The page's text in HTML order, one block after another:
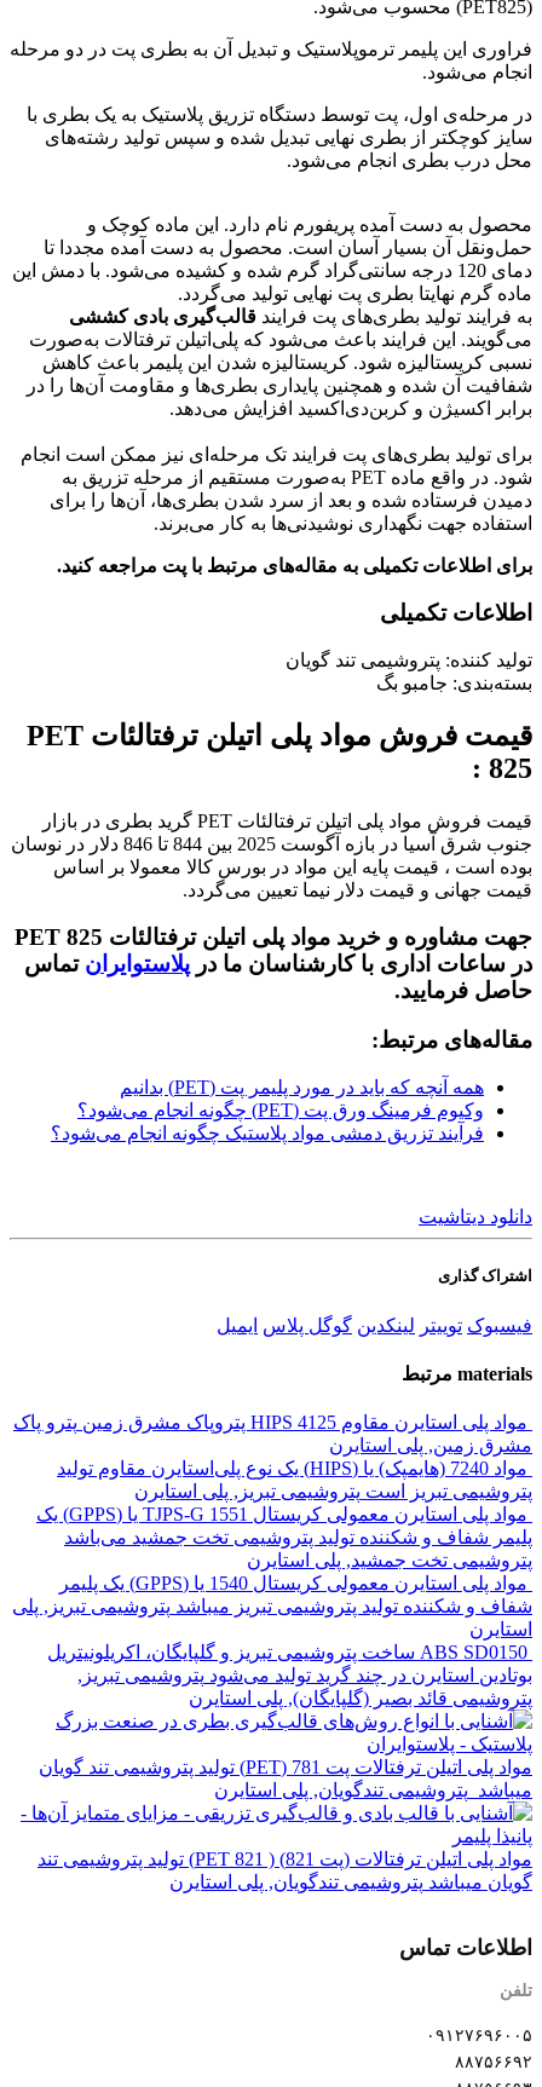
(PET825) محسوب می‌شود.
فراوری این پلیمر ترموپلاستیک و تبدیل آن به بطری پت در دو مرحله
انجام می‌شود.
در مرحله‌ی اول، پت توسط دستگاه تزریق پلاستیک به یک بطری با
سایز کوچکتر از بطری نهایی تبدیل شده و سپس تولید رشته‌های
محل درب بطری انجام می‌شود.
محصول به دست آمده پریفورم نام دارد. این ماده کوچک و
حمل‌ونقل آن بسیار آسان است. محصول به دست آمده مجددا تا
دمای 120 درجه سانتی‌گراد گرم شده و کشیده می‌شود. با دمش این
ماده گرم نهایتا بطری پت نهایی تولید می‌گردد.
به فرایند تولید بطری‌های پت فرایند قالب‌گیری بادی کششی
می‌گویند. این فرایند باعث می‌شود که پلی‌اتیلن ترفتالات به‌صورت
نسبی کریستالیزه شود. کریستالیزه شدن این پلیمر باعث کاهش
شفافیت آن شده و همچنین پایداری بطری‌ها و مقاومت آن‌ها را در
برابر اکسیژن و کربن‌دی‌اکسید افزایش می‌دهد.
برای تولید بطری‌های پت فرایند تک مرحله‌ای نیز ممکن است انجام
شود. در واقع ماده PET به‌صورت مستقیم از مرحله تزریق به
دمیدن فرستاده شده و بعد از سرد شدن بطری‌ها، آن‌ها را برای
استفاده جهت نگهداری نوشیدنی‌ها به کار می‌برند.
برای اطلاعات تکمیلی به مقاله‌های مرتبط با پت مراجعه کنید.
اطلاعات تکمیلی
تولید کننده: پتروشیمی تند گویان
بسته‌بندی: جامبو بگ
قیمت فروش مواد پلی اتیلن ترفتالئات PET
825 :
قیمت فروش مواد پلی اتیلن ترفتالئات PET گرید بطری در بازار
جنوب شرق آسیا در بازه آگوست 2025 بین 844 تا 846 دلار در نوسان
بوده است ، قیمت پایه این مواد در بورس کالا معمولا بر اساس
قیمت جهانی و قیمت دلار نیما تعیین می‌گردد.
جهت مشاوره و خرید مواد پلی اتیلن ترفتالئات PET 825
در ساعات اداری با کارشناسان ما در پلاستوایران تماس
حاصل فرمایید.
مقاله‌های مرتبط:
همه آنچه که باید در مورد پلیمر پت (PET) بدانیم
وکیوم فرمینگ ورق پت (PET) چگونه انجام می‌شود؟
فرآیند تزریق دمشی مواد پلاستیک چگونه انجام می‌شود؟
دانلود دیتاشیت
اشتراک گذاری
فیسبوک توییتر لینکدین گوگل پلاس ایمیل
materials مرتبط
مواد پلی استایرن مقاوم HIPS 4125 پتروپاک مشرق زمین
پترو پاک
مشرق زمین, پلی استایرن
مواد 7240 (هایمپک) یا (HIPS) یک نوع پلی‌استایرن مقاوم تولید
پتروشیمی تبریز است پتروشیمی تبریز, پلی استایرن
مواد پلی استایرن معمولی کریستال TJPS-G 1551 یا (GPPS) یک
پلیمر شفاف و شکننده تولید پتروشیمی تخت جمشید می‌باشد
پتروشیمی تخت جمشید, پلی استایرن
مواد پلی استایرن معمولی کریستال 1540 یا (GPPS) یک پلیمر
شفاف و شکننده تولید پتروشیمی تبریز میباشد پتروشیمی تبریز, پلی
استایرن
ABS SD0150 ساخت پتروشیمی تبریز و گلپایگان، اکریلونیتریل
بوتادین استایرن در چند گرید تولید می‌شود پتروشیمی تبریز,
پتروشیمی قائد بصیر (گلپایگان), پلی استایرن
مواد پلی اتیلن ترفتالات پت 781 (PET) تولید پتروشیمی تند گویان
میباشد پتروشیمی تندگویان, پلی استایرن
مواد پلی اتیلن ترفتالات (پت 821) ( PET 821) تولید پتروشیمی تند
گویان میباشد پتروشیمی تندگویان, پلی استایرن
اطلاعات تماس
تلفن
۰۹۱۲۷۶۹۶۰۰۵
۸۸۷۵۶۶۹۲